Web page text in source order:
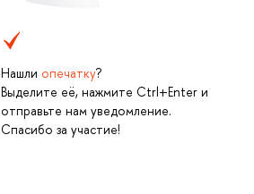
Нашли опечатку?
Выделите её, нажмите Ctrl+Enter и
отправьте нам уведомление.
Спасибо за участие!